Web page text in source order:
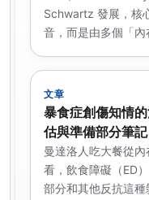
Schwartz 發展，核
音，而是由多個「
文章
暴食症創傷知情
估與準備部分筆記
曼達洛人吃大餐從
看，飲食障礙（ED
部分和其他反抗這